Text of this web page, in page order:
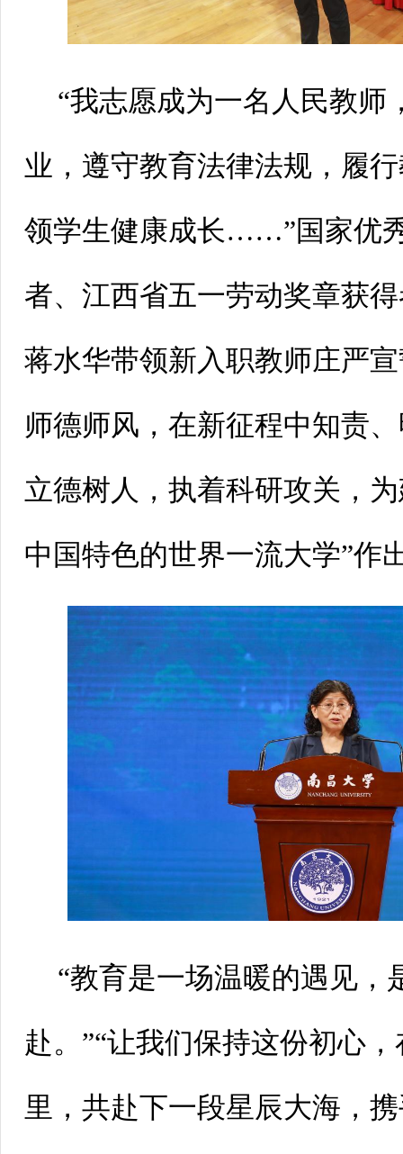
“我志愿成为一名人民教师
业，遵守教育法律法规，履
领学生健康成长……”国家优
者、江西省五一劳动奖章获
蒋水华带领新入职教师庄严
师德师风，在新征程中知责
立德树人，执着科研攻关，
中国特色的世界一流大学”作
“教育是一场温暖的遇见，
赴。”“让我们保持这份初心
里，共赴下一段星辰大海，